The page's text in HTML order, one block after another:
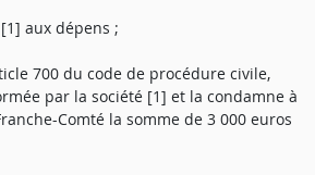
aux dépens ;
700 du code de procédure civile,
par la société [1] et la condamne à
Comté la somme de 3 000 euros